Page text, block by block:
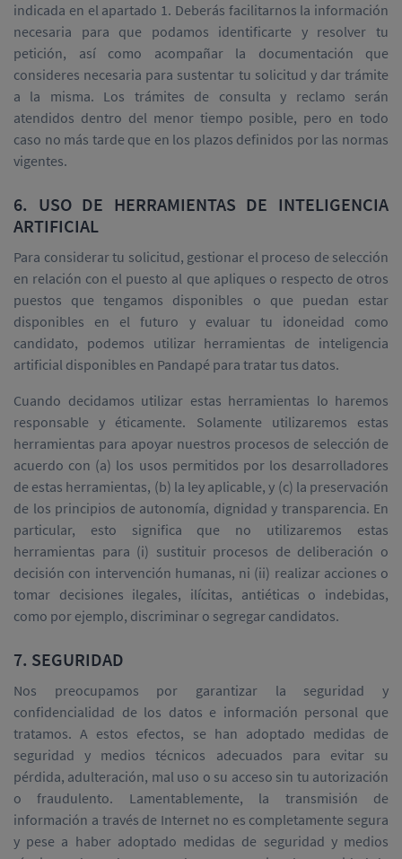
indicada en el apartado 1. Deberás facilitarnos la información
necesaria para que podamos identificarte y resolver tu
petición, así como acompañar la documentación que
consideres necesaria para sustentar tu solicitud y dar trámite
a la misma. Los trámites de consulta y reclamo serán
atendidos dentro del menor tiempo posible, pero en todo
caso no más tarde que en los plazos definidos por las normas
vigentes.
6. USO DE HERRAMIENTAS DE INTELIGENCIA
ARTIFICIAL
Para considerar tu solicitud, gestionar el proceso de selección
en relación con el puesto al que apliques o respecto de otros
puestos que tengamos disponibles o que puedan estar
disponibles en el futuro y evaluar tu idoneidad como
candidato, podemos utilizar herramientas de inteligencia
artificial disponibles en Pandapé para tratar tus datos.
Cuando decidamos utilizar estas herramientas lo haremos
responsable y éticamente. Solamente utilizaremos estas
herramientas para apoyar nuestros procesos de selección de
acuerdo con (a) los usos permitidos por los desarrolladores
de estas herramientas, (b) la ley aplicable, y (c) la preservación
de los principios de autonomía, dignidad y transparencia. En
particular, esto significa que no utilizaremos estas
herramientas para (i) sustituir procesos de deliberación o
decisión con intervención humanas, ni (ii) realizar acciones o
tomar decisiones ilegales, ilícitas, antiéticas o indebidas,
como por ejemplo, discriminar o segregar candidatos.
7. SEGURIDAD
Nos preocupamos por garantizar la seguridad y
confidencialidad de los datos e información personal que
tratamos. A estos efectos, se han adoptado medidas de
seguridad y medios técnicos adecuados para evitar su
pérdida, adulteración, mal uso o su acceso sin tu autorización
o fraudulento. Lamentablemente, la transmisión de
información a través de Internet no es completamente segura
y pese a haber adoptado medidas de seguridad y medios